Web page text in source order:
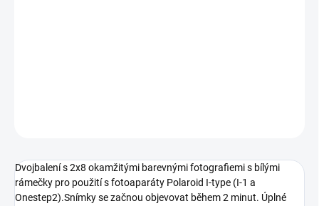
Dvojbalení s 2x8 okamžitými barevnými fotografiemi s bílými
rámečky pro použití s fotoaparáty Polaroid I-type (I-1 a
Onestep2).Snímky se začnou objevovat během 2 minut. Úplné